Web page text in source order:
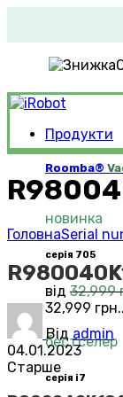
Продукти
Roomba®
новинка
серія 705
від 32,999
32,999 грн..
бестселер
серія i7
ГоловнаSerial
Від admin
04.01.2023
Старше